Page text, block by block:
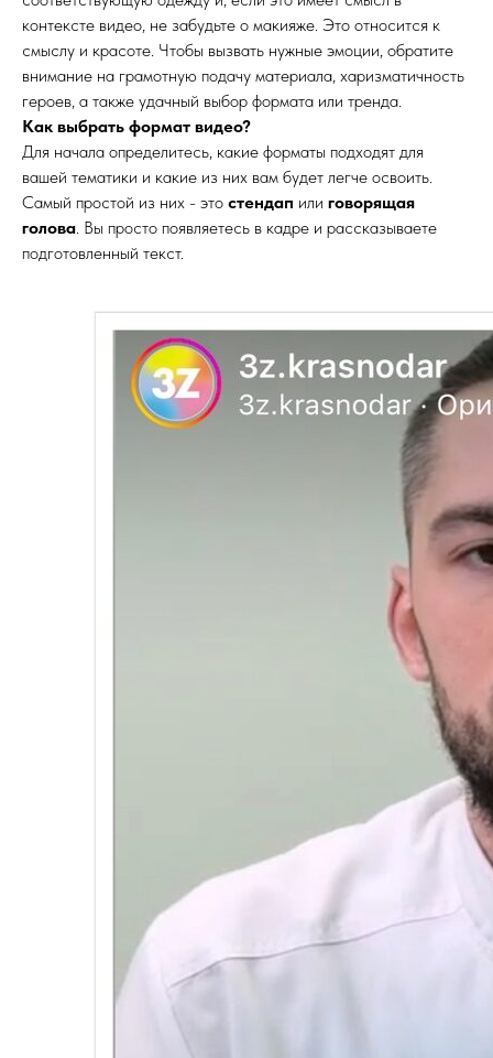
контексте видео, не забудьте о макияже. Это относится к
смыслу и красоте. Чтобы вызвать нужные эмоции, обратите
внимание на грамотную подачу материала, харизматичность
героев, а также удачный выбор формата или тренда.
Как выбрать формат видео?
Для начала определитесь, какие форматы подходят для
вашей тематики и какие из них вам будет легче освоить.
Самый простой из них - это стендап или говорящая
голова. Вы просто появляетесь в кадре и рассказываете
подготовленный текст.